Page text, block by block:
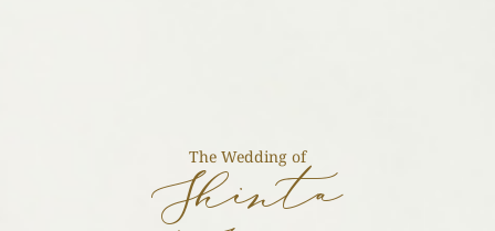
The Wedding of
Shinta